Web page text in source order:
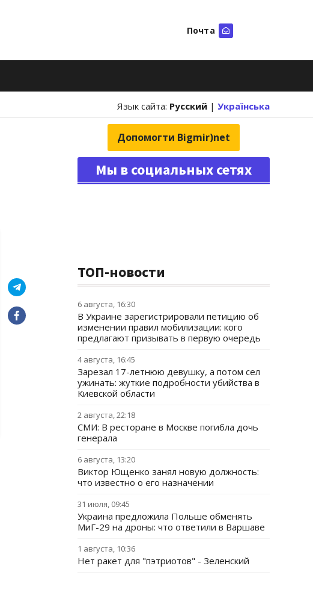
Почта
Язык сайта: Русский | Українська
Допомогти Bigmir)net
Мы в социальных сетях
ТОП-новости
6 августа, 16:30
В Украине зарегистрировали петицию об
изменении правил мобилизации: кого
предлагают призывать в первую очередь
4 августа, 16:45
Зарезал 17-летнюю девушку, а потом сел
ужинать: жуткие подробности убийства в
Киевской области
2 августа, 22:18
СМИ: В ресторане в Москве погибла дочь
генерала
6 августа, 13:20
Виктор Ющенко занял новую должность:
что известно о его назначении
31 июля, 09:45
Украина предложила Польше обменять
МиГ-29 на дроны: что ответили в Варшаве
1 августа, 10:36
Нет ракет для "пэтриотов" - Зеленский